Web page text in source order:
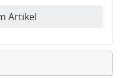
Artikel